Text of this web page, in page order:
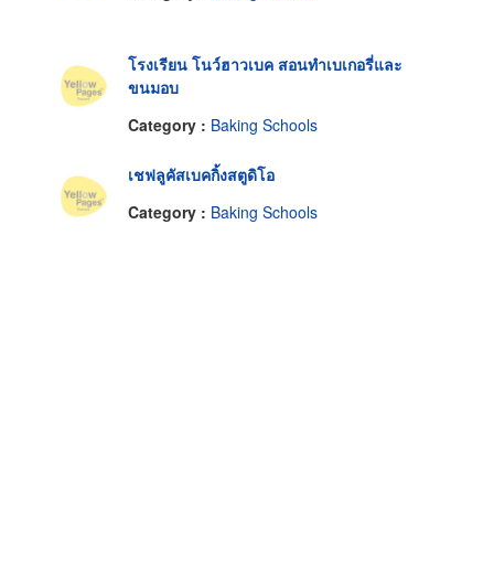
โรงเรียน โนว์ฮาวเบค สอนทำเบเกอรี่และ
ขนมอบ
Category : Baking Schools
เชฟลูคัสเบคกิ้งสตูดิโอ
Category : Baking Schools